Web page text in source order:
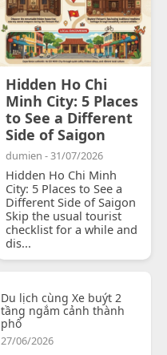
Hidden Ho Chi
Minh City: 5 Places
to See a Different
Side of Saigon
dumien - 31/07/2026
Hidden Ho Chi Minh
City: 5 Places to See a
Different Side of Saigon
Skip the usual tourist
checklist for a while and
dis...
Du lịch cùng Xe buýt 2
tầng ngắm cảnh thành
phố
27/06/2026